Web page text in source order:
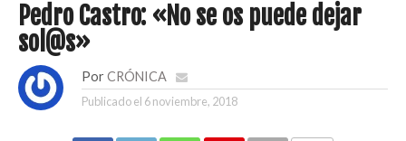
Pedro Castro: «No se os puede dejar
sol@s»
Por CRÓNICA
Publicado el 6 noviembre, 2018